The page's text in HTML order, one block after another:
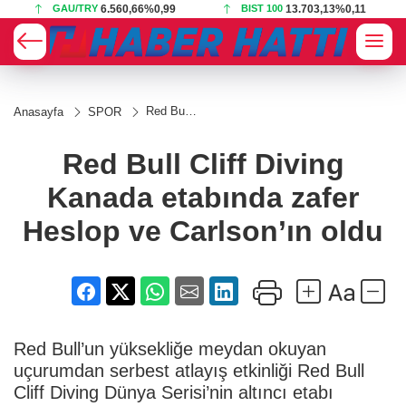
GAU/TRY 6.560,66%0,99 BIST 100 13.703,13%0,11
Anasayfa SPOR
Red Bull
Kanada
etabında
Heslop ve
Carlson’ın
Red Bull Cliff Diving
Kanada etabında zafer
Heslop ve Carlson’ın oldu
Red Bull’un yüksekliğe meydan okuyan
uçurumdan serbest atlayış etkinliği Red Bull
Cliff Diving Dünya Serisi’nin altıncı etabı